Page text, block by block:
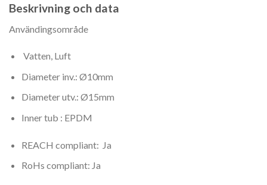
Beskrivning och data
Användingsområde
Vatten, Luft
Diameter inv.: Ø10mm
Diameter utv.: Ø15mm
Inner tub : EPDM
REACH compliant: Ja
RoHs compliant: Ja